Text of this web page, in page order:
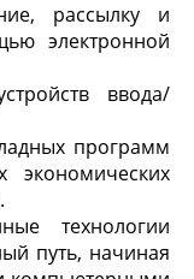
рассылку и
электронной
ввода/
программ
технологии
путь, начиная